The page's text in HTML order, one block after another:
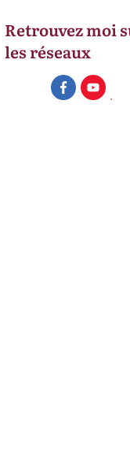
Retrouvez moi
les réseaux